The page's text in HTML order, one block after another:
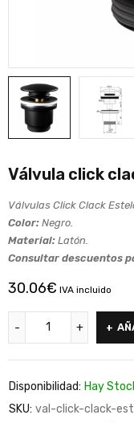
Válvula click
Válvulas Click Clack
Color: Negro.
Material: Latón.
Consultar descuentos
30.06€ IVA incluido
Disponibilidad: Hay
SKU: val-click-clack-